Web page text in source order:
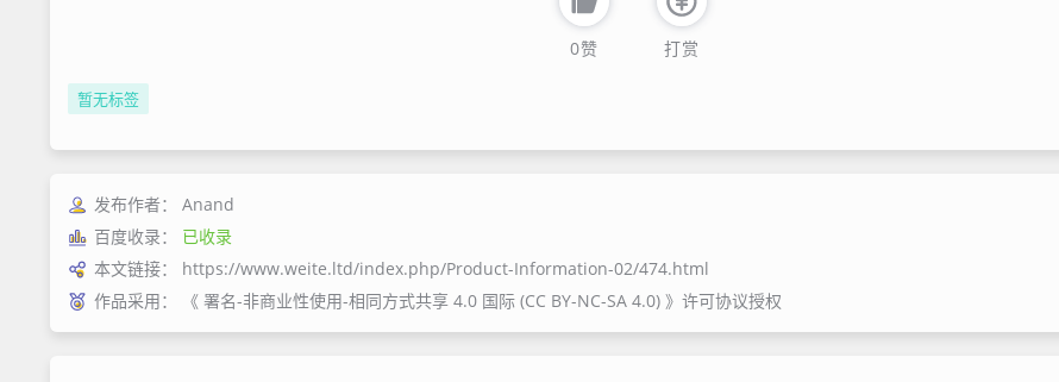
0赞 打赏
暂无标签
发布作者：
Anand
百度收录：
已收录
本文链接：
https://www.weite.ltd/index.php/Product-Information-02/474.html
作品采用：
《 署名-非商业性使用-相同方式共享 4.0 国际 (CC BY-NC-SA 4.0) 》许可协议授权